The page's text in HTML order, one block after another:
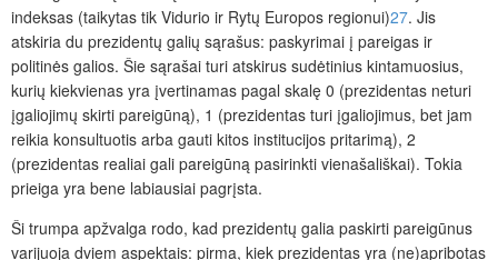
indeksas (taikytas tik Vidurio ir Rytų Europos regionui)27. Jis
atskiria du prezidentų galių sąrašus: paskyrimai į pareigas ir
politinės galios. Šie sąrašai turi atskirus sudėtinius kintamuosius,
kurių kiekvienas yra įvertinamas pagal skalę 0 (prezidentas neturi
įgaliojimų skirti pareigūną), 1 (prezidentas turi įgaliojimus, bet jam
reikia konsultuotis arba gauti kitos institucijos pritarimą), 2
(prezidentas realiai gali pareigūną pasirinkti vienašališkai). Tokia
prieiga yra bene labiausiai pagrįsta.
Ši trumpa apžvalga rodo, kad prezidentų galia paskirti pareigūnus
varijuoja dviem aspektais: pirma, kiek prezidentas yra (ne)apribotas